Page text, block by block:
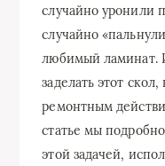
случайно уронили
случайно
любимый ламинат.
заделать этот
ремонтным
статье мы
этой задачей,